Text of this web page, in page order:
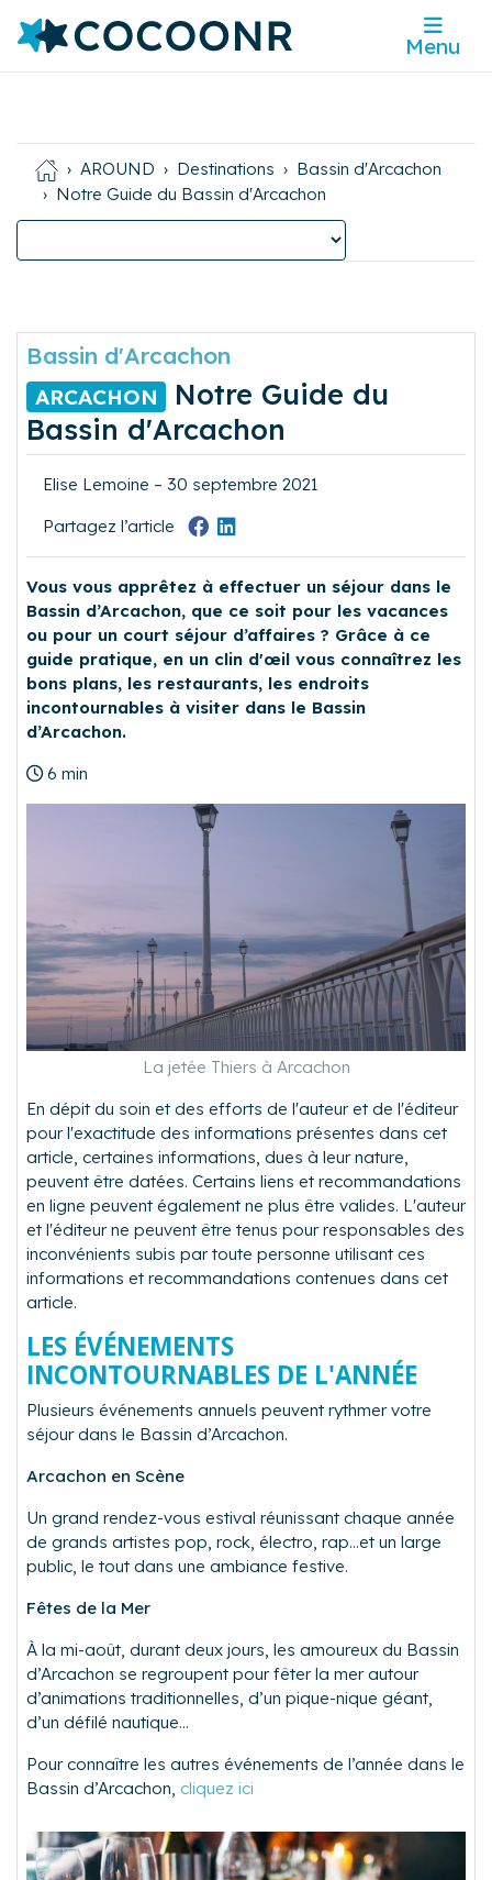
Menu
AROUND Destinations
Bassin d'Arcachon
Notre Guide du Bassin d'Arcachon
Bassin d'Arcachon
ARCACHON
Notre Guide du
Bassin d'Arcachon
Elise Lemoine – 30 septembre 2021
Partagez l’article
Vous vous apprêtez à effectuer un séjour dans le
Bassin d’Arcachon, que ce soit pour les vacances
ou pour un court séjour d’affaires ? Grâce à ce
guide pratique, en un clin d'œil vous connaîtrez les
bons plans, les restaurants, les endroits
incontournables à visiter dans le Bassin
d’Arcachon.
6 min
La jetée Thiers à Arcachon
En dépit du soin et des efforts de l'auteur et de l'éditeur
pour l'exactitude des informations présentes dans cet
article, certaines informations, dues à leur nature,
peuvent être datées. Certains liens et recommandations
en ligne peuvent également ne plus être valides. L'auteur
et l'éditeur ne peuvent être tenus pour responsables des
inconvénients subis par toute personne utilisant ces
informations et recommandations contenues dans cet
article.
LES ÉVÉNEMENTS
INCONTOURNABLES DE L'ANNÉE
Plusieurs événements annuels peuvent rythmer votre
séjour dans le Bassin d’Arcachon.
Arcachon en Scène
Un grand rendez-vous estival réunissant chaque année
de grands artistes pop, rock, électro, rap…et un large
public, le tout dans une ambiance festive.
Fêtes de la Mer
À la mi-août, durant deux jours, les amoureux du Bassin
d’Arcachon se regroupent pour fêter la mer autour
d’animations traditionnelles, d’un pique-nique géant,
d’un défilé nautique...
Pour connaître les autres événements de l’année dans le
Bassin d’Arcachon, cliquez ici